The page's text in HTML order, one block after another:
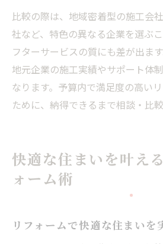
比較の際は、地域密着型の施工会
社など、特色の異なる企業を選ぶ
フターサービスの質にも差が出ま
地元企業の施工実績やサポート体
なります。予算内で満足度の高い
ために、納得できるまで相談・比
快適な住まいを叶え
ォーム術
リフォームで快適な住まいを